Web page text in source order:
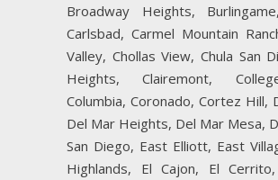
Broadway Heights,
Carlsbad, Carmel Mountain
Valley, Chollas View, Chula San
Heights, Clairemont,
Columbia, Coronado, Cortez Hill,
Del Mar Heights, Del Mar Mesa,
San Diego, East Elliott, East
Highlands, El Cajon, El